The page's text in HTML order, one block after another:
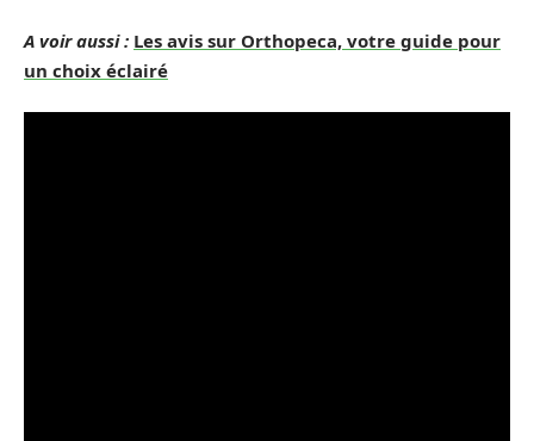
A voir aussi : Les avis sur Orthopeca, votre guide pour
un choix éclairé